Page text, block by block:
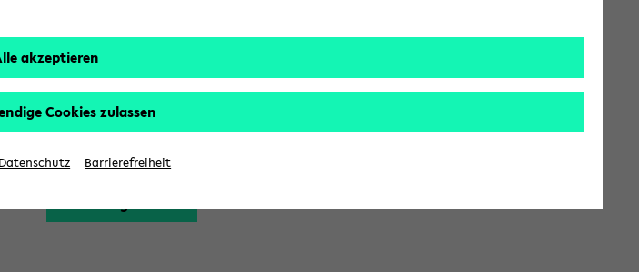
erst nach einer Anmeldung am System zur Verfügung steht.
Bitte melden Sie sich an:
akzeptieren
Cookies zulassen
Datenschutz Barrierefreiheit